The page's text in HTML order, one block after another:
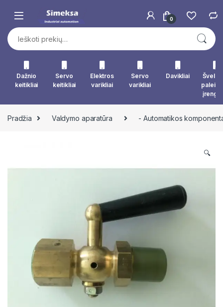
0
Ieškoti:
Dažnio
keitikliai
Servo
keitikliai
Elektros
varikliai
Servo
varikliai
Davikliai
Pradžia Valdymo aparatūra - Automatikos
🔍